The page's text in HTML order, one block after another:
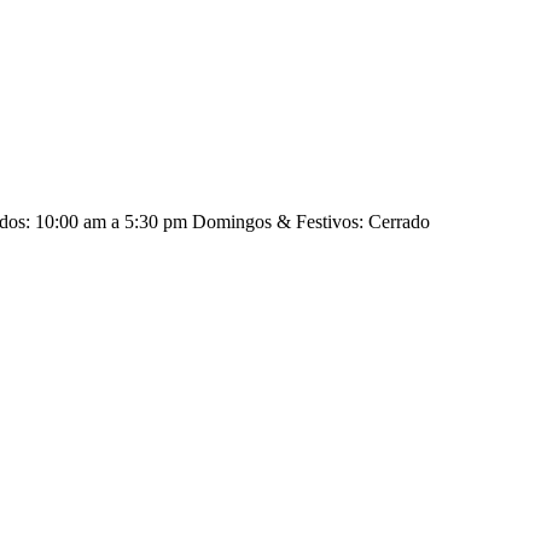
10:00 am a 5:30 pm Domingos & Festivos: Cerrado